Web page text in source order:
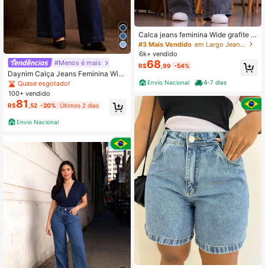
#Menos é mais
Daynim Calça Jeans Feminina Wid
e Leg com Bolsos e Recorte Look S
ão João Rodeio, Entrega Local Bras
il
Quase esgotado!
100+ vendido
R$81 ,52 -20% Últimos 2 dias
Envio Nacional
Calca jeans feminina Wide grafite ci
ntura alta Bumbum
#3 Mais Vendido
em Largo Jeans Feminino
6k+ vendido
R$68 ,99 -54%
Envio Nacional 4-7 dias